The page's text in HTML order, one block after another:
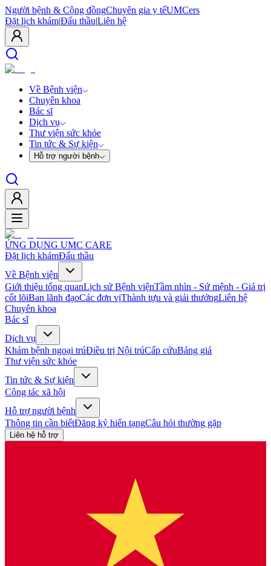
Người bệnh & Cộng đồngChuyên gia y tếUMCers
Đặt lịch khám|Đấu thầu|Liên hệ
Về Bệnh viện
Chuyên khoa
Bác sĩ
Dịch vụ
Thư viện sức khỏe
Tin tức & Sự kiện
Hỗ trợ người bệnh
ỨNG DỤNG UMC CARE
Đặt lịch khámĐấu thầu
Về Bệnh viện
Giới thiệu tổng quanLịch sử Bệnh việnTầm nhìn - Sứ mệnh - Giá trị
cốt lõiBan lãnh đạoCác đơn vịThành tựu và giải thưởngLiên hệ
Chuyên khoa
Bác sĩ
Dịch vụ
Khám bệnh ngoại trúĐiều trị Nội trúCấp cứuBảng giá
Thư viện sức khỏe
Tin tức & Sự kiện
Công tác xã hội
Hỗ trợ người bệnh
Thông tin cần biếtĐăng ký hiến tạngCâu hỏi thường gặp
Liên hệ hỗ trợ